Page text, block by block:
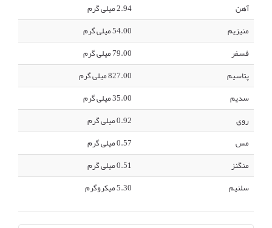
آهن
2.94 میلی گرم
منیزیم
54.00 میلی گرم
فسفر
79.00 میلی گرم
پتاسیم
827.00 میلی گرم
سدیم
35.00 میلی گرم
روی
0.92 میلی گرم
مس
0.57 میلی گرم
منگنز
0.51 میلی گرم
سلنیم
5.30 میکروگرم